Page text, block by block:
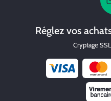
Réglez vos
Cryptage